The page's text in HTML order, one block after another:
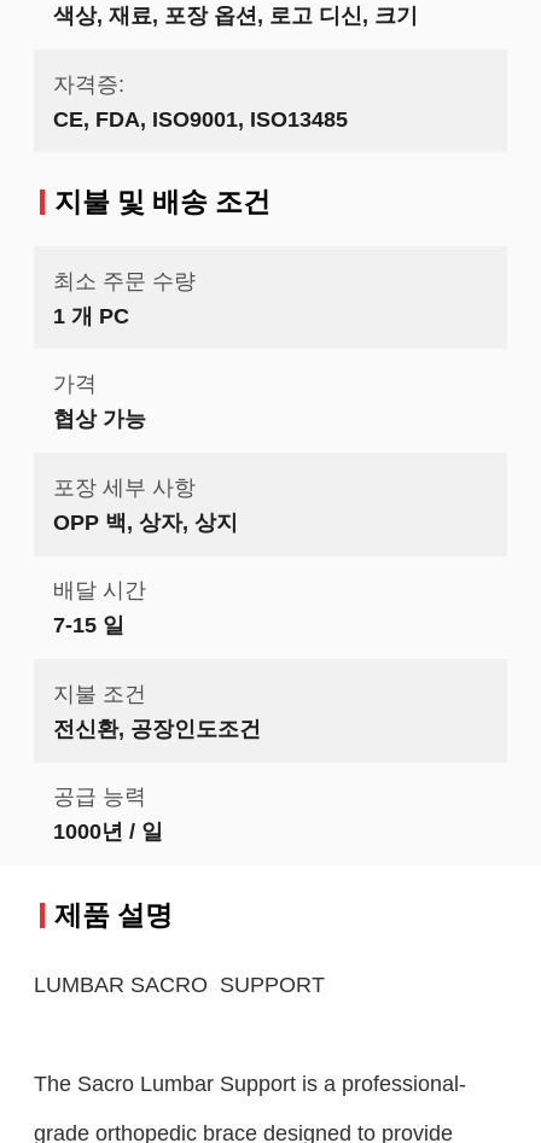
색상, 재료, 포장 옵션, 로고 디신, 크기
자격증:
CE, FDA, ISO9001, ISO13485
지불 및 배송 조건
최소 주문 수량
1 개 PC
가격
협상 가능
포장 세부 사항
OPP 백, 상자, 상지
배달 시간
7-15 일
지불 조건
전신환, 공장인도조건
공급 능력
1000년 / 일
제품 설명
LUMBAR SACRO SUPPORT
The Sacro Lumbar Support is a professional-
grade orthopedic brace designed to provide